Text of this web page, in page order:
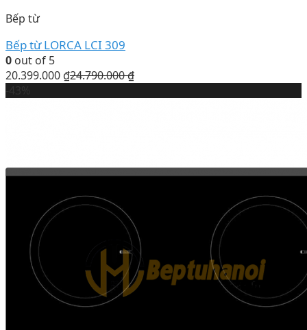
Bếp từ
Bếp từ LORCA LCI 309
0 out of 5
20.399.000 ₫24.790.000₫